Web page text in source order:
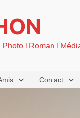
l Roman l
Contact